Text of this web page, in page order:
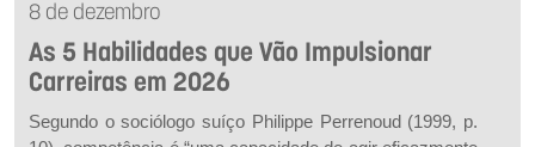
8 de dezembro
As 5 Habilidades que Vão Impulsionar
Carreiras em 2026
Segundo o sociólogo suíço Philippe Perrenoud (1999, p.